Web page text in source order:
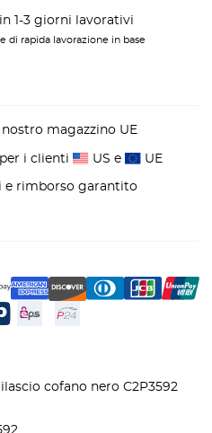
1-3 giorni lavorativi
di rapida lavorazione in base
magazzino UE
i clienti US e UE
e rimborso garantito
cofano nero C2P3592